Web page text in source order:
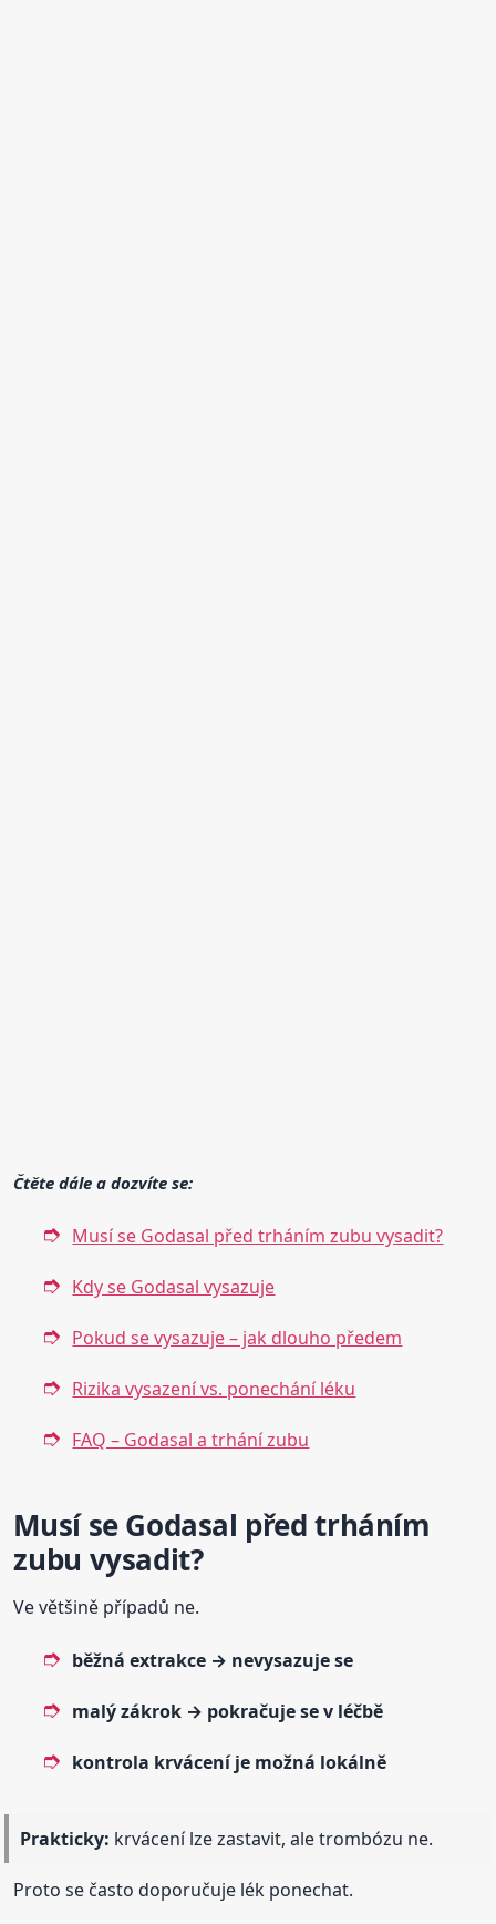
Čtěte dále a dozvíte se:
Musí se Godasal před trháním zubu vysadit?
Kdy se Godasal vysazuje
Pokud se vysazuje – jak dlouho předem
Rizika vysazení vs. ponechání léku
FAQ – Godasal a trhání zubu
Musí se Godasal před trháním
zubu vysadit?
Ve většině případů ne.
běžná extrakce → nevysazuje se
malý zákrok → pokračuje se v léčbě
kontrola krvácení je možná lokálně
Prakticky: krvácení lze zastavit, ale trombózu ne.
Proto se často doporučuje lék ponechat.